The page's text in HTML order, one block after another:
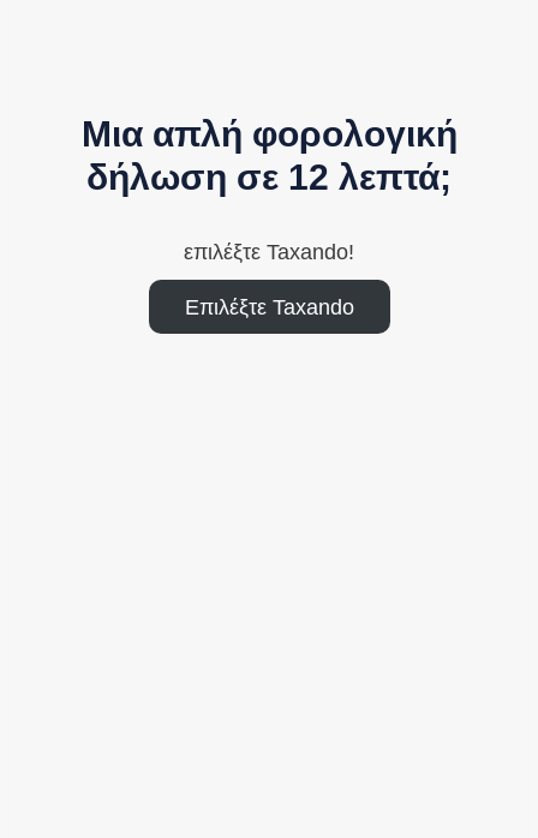
Μια απλή φορολογική
δήλωση σε 12 λεπτά;
επιλέξτε Taxando!
Επιλέξτε Taxando